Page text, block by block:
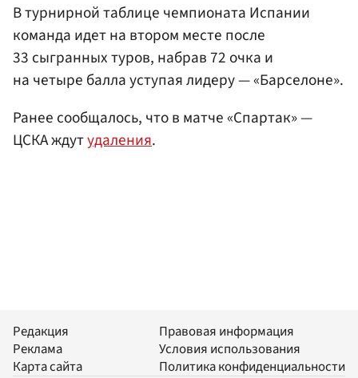
В турнирной таблице чемпионата Испании
команда идет на втором месте после
33 сыгранных туров, набрав 72 очка и
на четыре балла уступая лидеру — «Барселоне».
Ранее сообщалось, что в матче «Спартак» —
ЦСКА ждутудаления.
Редакция
Реклама
Карта сайта
Правовая информация
Условия использования
Политика конфиденциальности